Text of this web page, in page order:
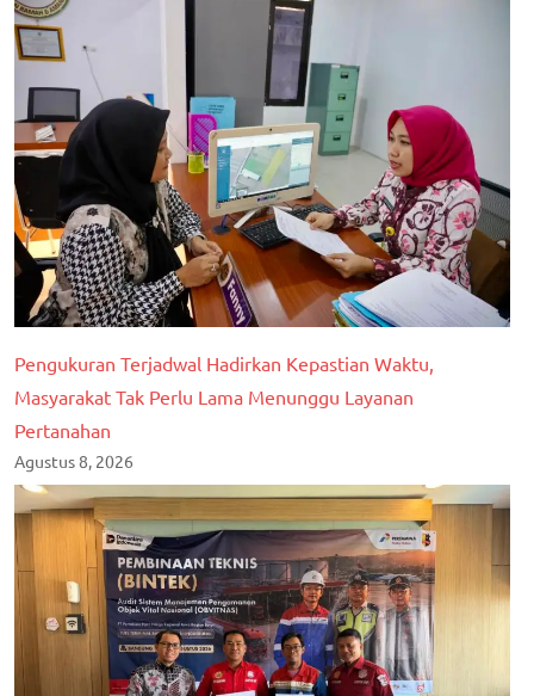
Pengukuran Terjadwal Hadirkan Kepastian Waktu,
Masyarakat Tak Perlu Lama Menunggu Layanan
Pertanahan
Agustus 8, 2026